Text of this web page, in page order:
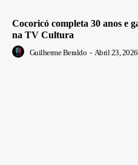
Cocoricó completa 30 anos e
na TV Cultura
Guilherme Beraldo - Abril 23, 2026